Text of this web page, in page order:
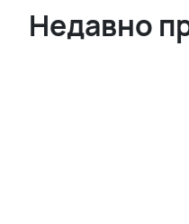
Недавно